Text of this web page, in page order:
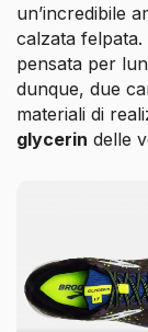
un’incredibile
calzata
pensata per
dunque, due
materiali di
glycerin delle